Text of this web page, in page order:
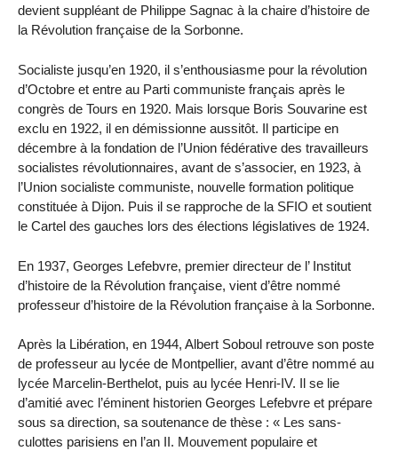
devient suppléant de Philippe Sagnac à la chaire d’histoire de
la Révolution française de la Sorbonne.
Socialiste jusqu’en 1920, il s’enthousiasme pour la révolution
d’Octobre et entre au Parti communiste français après le
congrès de Tours en 1920. Mais lorsque Boris Souvarine est
exclu en 1922, il en démissionne aussitôt. Il participe en
décembre à la fondation de l’Union fédérative des travailleurs
socialistes révolutionnaires, avant de s’associer, en 1923, à
l’Union socialiste communiste, nouvelle formation politique
constituée à Dijon. Puis il se rapproche de la SFIO et soutient
le Cartel des gauches lors des élections législatives de 1924.
En 1937, Georges Lefebvre, premier directeur de l’ Institut
d’histoire de la Révolution française, vient d’être nommé
professeur d’histoire de la Révolution française à la Sorbonne.
Après la Libération, en 1944, Albert Soboul retrouve son poste
de professeur au lycée de Montpellier, avant d’être nommé au
lycée Marcelin-Berthelot, puis au lycée Henri-IV. Il se lie
d’amitié avec l’éminent historien Georges Lefebvre et prépare
sous sa direction, sa soutenance de thèse : « Les sans-
culottes parisiens en l’an II. Mouvement populaire et